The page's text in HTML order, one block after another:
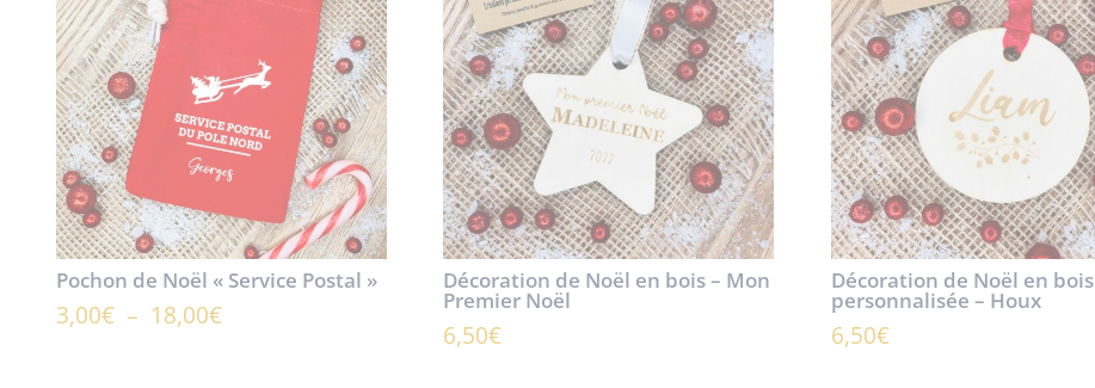
Pochon de Noël « Service Postal »
3,00€ – 18,00€Plage
Décoration de Noël en bois – Mon
Premier Noël
6,50€
Décoration de Noël en bois
personnalisée – Houx
6,50€